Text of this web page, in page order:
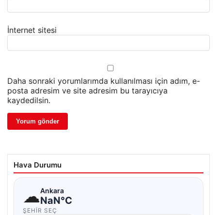
İnternet sitesi
Daha sonraki yorumlarımda kullanılması için adım, e-
posta adresim ve site adresim bu tarayıcıya
kaydedilsin.
Hava Durumu
☁Ankara
NaN°C
ŞEHIR SEÇ